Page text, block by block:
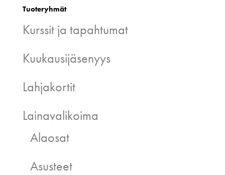
Tuoteryhmät
Kurssit ja tapahtumat
Kuukausijäsenyys
Lahjakortit
Lainavalikoima
Alaosat
Asusteet